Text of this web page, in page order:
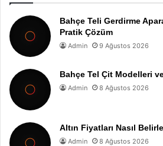
Bahçe Teli Gerdirme
Pratik Çözüm
Admin 9 Ağustos 2026
Bahçe Tel Çit Modelleri
Admin 8 Ağustos 2026
Altın Fiyatları Nasıl
Admin 8 Ağustos 2026